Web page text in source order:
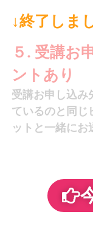
↓終了しま
５. 受講お
ントあり
受講お申し込み
ているのと同じ
ットと一緒にお